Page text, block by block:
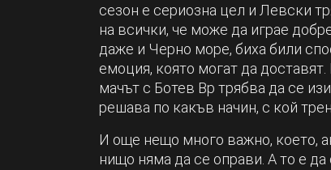
сезон е сериозна цел и Левски
на всички, че може да играе
даже и Черно море, биха били
емоция, която могат да
мачът с Ботев Bp трябва да се
решава по какъв начин, с кой
И още нещо много важно, което,
нищо няма да се оправи. А то е